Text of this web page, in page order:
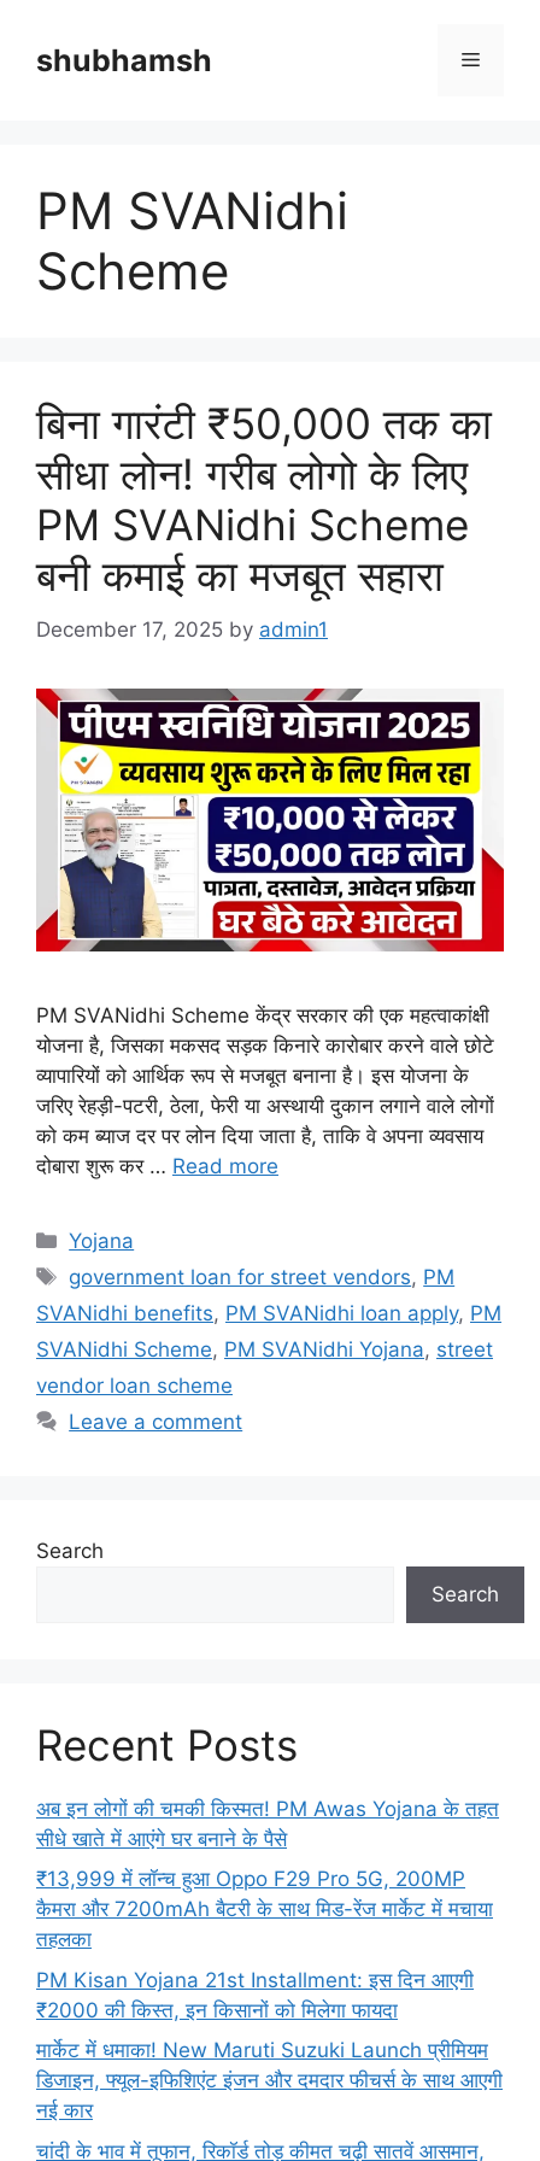
contentshubhamsh Menu
PM SVANidhi
Scheme
बिना गारंटी ₹50,000 तक का
सीधा लोन! गरीब लोगो के लिए
PM SVANidhi Scheme
बनी कमाई का मजबूत सहारा
December 17, 2025 by admin1
PM SVANidhi Scheme केंद्र सरकार की एक महत्वाकांक्षी
योजना है, जिसका मकसद सड़क किनारे कारोबार करने वाले छोटे
व्यापारियों को आर्थिक रूप से मजबूत बनाना है। इस योजना के
जरिए रेहड़ी-पटरी, ठेला, फेरी या अस्थायी दुकान लगाने वाले लोगों
को कम ब्याज दर पर लोन दिया जाता है, ताकि वे अपना व्यवसाय
दोबारा शुरू कर … Read more
Categories
Yojana
Tags
government loan for street vendors, PM
SVANidhi benefits, PM SVANidhi loan apply, PM
SVANidhi Scheme, PM SVANidhi Yojana, street
vendor loan scheme
Leave a comment
Search
Search
Recent Posts
अब इन लोगों की चमकी किस्मत! PM Awas Yojana के तहत
सीधे खाते में आएंगे घर बनाने के पैसे
₹13,999 में लॉन्च हुआ Oppo F29 Pro 5G, 200MP
कैमरा और 7200mAh बैटरी के साथ मिड-रेंज मार्केट में मचाया
तहलका
PM Kisan Yojana 21st Installment: इस दिन आएगी
₹2000 की किस्त, इन किसानों को मिलेगा फायदा
मार्केट में धमाका! New Maruti Suzuki Launch प्रीमियम
डिजाइन, फ्यूल-इफिशिएंट इंजन और दमदार फीचर्स के साथ आएगी
नई कार
चांदी के भाव में तूफान, रिकॉर्ड तोड़ कीमत चढ़ी सातवें आसमान,